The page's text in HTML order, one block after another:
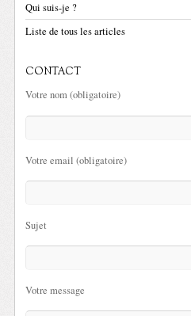
Qui suis-je ?
Liste de tous les articles
CONTACT
Votre nom (obligatoire)
Votre email (obligatoire)
Sujet
Votre message